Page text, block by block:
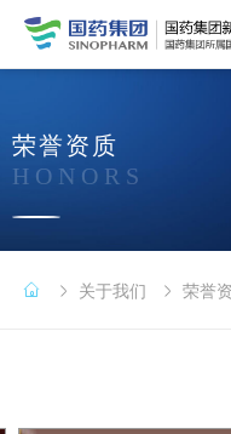
荣誉资质
HONORS
关于我们 荣誉